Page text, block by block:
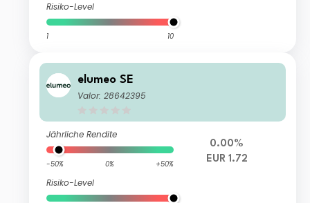
Risiko-Level
1 10
elumeo SE
Valor: 28642395
Jährliche Rendite
-50% 0% +50%
Risiko-Level
0.00%
EUR 1.72